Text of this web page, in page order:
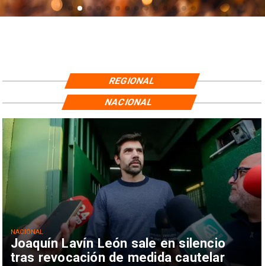
REGIONAL
Joaquín Lavín León sale en silencio
tras revocación de medida cautelar
NACIONAL
NACIONAL